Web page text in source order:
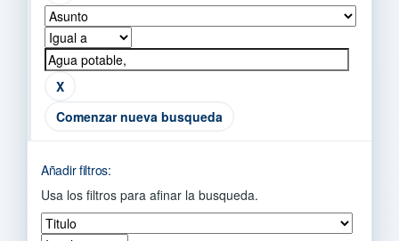
Comenzar nueva busqueda
Añadir filtros:
Usa los filtros para afinar la busqueda.